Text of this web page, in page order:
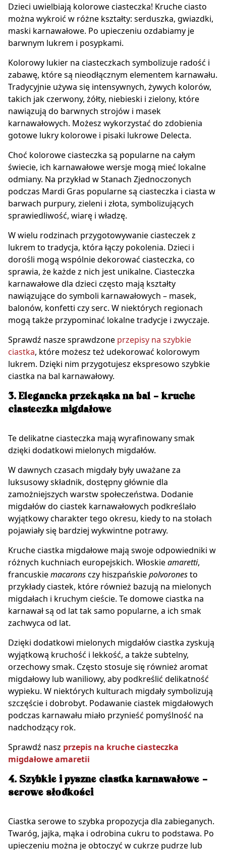
Dzieci uwielbiają kolorowe ciasteczka! Kruche ciasto
można wykroić w różne kształty: serduszka, gwiazdki,
maski karnawałowe. Po upieczeniu ozdabiamy je
barwnym lukrem i posypkami.
Kolorowy lukier na ciasteczkach symbolizuje radość i
zabawę, które są nieodłącznym elementem karnawału.
Tradycyjnie używa się intensywnych, żywych kolorów,
takich jak czerwony, żółty, niebieski i zielony, które
nawiązują do barwnych strojów i masek
karnawałowych. Możesz wykorzystać do zdobienia
gotowe lukry kolorowe i pisaki lukrowe Delecta.
Choć kolorowe ciasteczka są popularne na całym
świecie, ich karnawałowe wersje mogą mieć lokalne
odmiany. Na przykład w Stanach Zjednoczonych
podczas Mardi Gras popularne są ciasteczka i ciasta w
barwach purpury, zieleni i złota, symbolizujących
sprawiedliwość, wiarę i władzę.
W wielu rodzinach przygotowywanie ciasteczek z
lukrem to tradycja, która łączy pokolenia. Dzieci i
dorośli mogą wspólnie dekorować ciasteczka, co
sprawia, że każde z nich jest unikalne. Ciasteczka
karnawałowe dla dzieci często mają kształty
nawiązujące do symboli karnawałowych – masek,
balonów, konfetti czy serc. W niektórych regionach
mogą także przypominać lokalne tradycje i zwyczaje.
Sprawdź nasze sprawdzone przepisy na szybkie
ciastka, które możesz też udekorować kolorowym
lukrem. Dzięki nim przygotujesz ekspresowo szybkie
ciastka na bal karnawałowy.
3. Elegancka przekąska na bal – kruche
ciasteczka migdałowe
Te delikatne ciasteczka mają wyrafinowany smak
dzięki dodatkowi mielonych migdałów.
W dawnych czasach migdały były uważane za
luksusowy składnik, dostępny głównie dla
zamożniejszych warstw społeczeństwa. Dodanie
migdałów do ciastek karnawałowych podkreślało
wyjątkowy charakter tego okresu, kiedy to na stołach
pojawiały się bardziej wykwintne potrawy.
Kruche ciastka migdałowe mają swoje odpowiedniki w
różnych kuchniach europejskich. Włoskieamaretti,
francuskiemacaronsczy hiszpańskiepolvoronesto
przykłady ciastek, które również bazują na mielonych
migdałach i kruchym cieście. Te domowe ciastka na
karnawał są od lat tak samo popularne, a ich smak
zachwyca od lat.
Dzięki dodatkowi mielonych migdałów ciastka zyskują
wyjątkową kruchość i lekkość, a także subtelny,
orzechowy smak. Często stosuje się również aromat
migdałowy lub waniliowy, aby podkreślić delikatność
wypieku. W niektórych kulturach migdały symbolizują
szczęście i dobrobyt. Podawanie ciastek migdałowych
podczas karnawału miało przynieść pomyślność na
nadchodzący rok.
Sprawdź nasz przepis na kruche ciasteczka
migdałowe amaretii
4. Szybkie i pyszne ciastka karnawałowe –
serowe słodkości
Ciastka serowe to szybka propozycja dla zabieganych.
Twaróg, jajka, mąka i odrobina cukru to podstawa. Po
upieczeniu można je obtoczyć w cukrze pudrze lub